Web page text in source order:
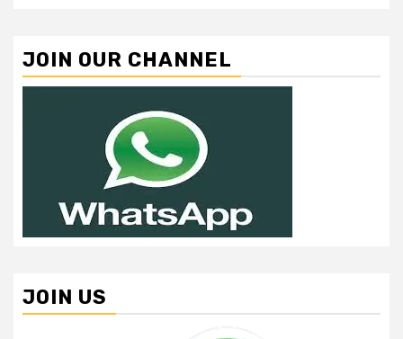
JOIN OUR CHANNEL
JOIN US